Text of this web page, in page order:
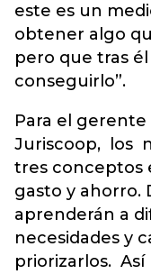
este es un
obtener algo
pero que tras
conseguirlo”.
Para el
Juriscoop, los
tres conceptos
gasto y ahorro.
aprenderán a
necesidades y
priorizarlos. Así